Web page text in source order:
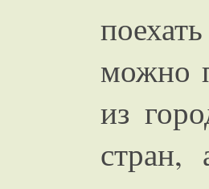
можно
из
стран,